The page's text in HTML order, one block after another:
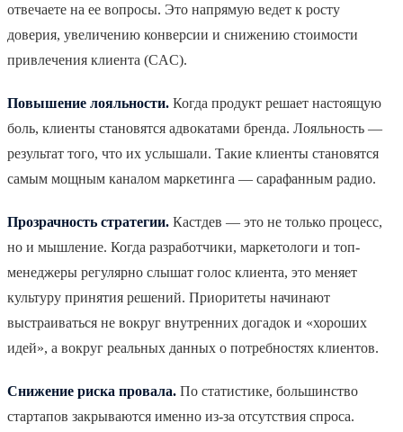
отвечаете на ее вопросы. Это напрямую ведет к росту
доверия, увеличению конверсии и снижению стоимости
привлечения клиента (CAC).
Повышение лояльности. Когда продукт решает настоящую
боль, клиенты становятся адвокатами бренда. Лояльность —
результат того, что их услышали. Такие клиенты становятся
самым мощным каналом маркетинга — сарафанным радио.
Прозрачность стратегии. Кастдев — это не только процесс,
но и мышление. Когда разработчики, маркетологи и топ-
менеджеры регулярно слышат голос клиента, это меняет
культуру принятия решений. Приоритеты начинают
выстраиваться не вокруг внутренних догадок и «хороших
идей», а вокруг реальных данных о потребностях клиентов.
Снижение риска провала. По статистике, большинство
стартапов закрываются именно из-за отсутствия спроса.